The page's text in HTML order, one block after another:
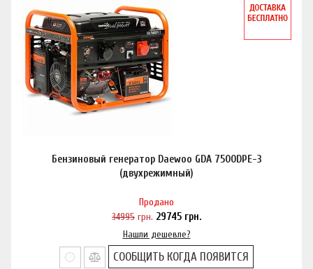
Бензиновый генератор Daewoo GDA 7500DPE-3
(двухрежимный)
Продано
34995 грн. 29745 грн.
Нашли дешевле?
СООБЩИТЬ КОГДА ПОЯВИТСЯ